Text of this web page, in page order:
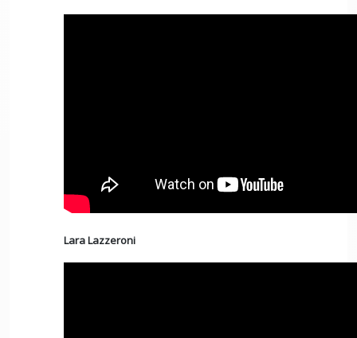
Lara Lazzeroni